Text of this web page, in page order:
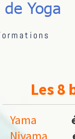
Yoga
Les 8
Yama
Niyama